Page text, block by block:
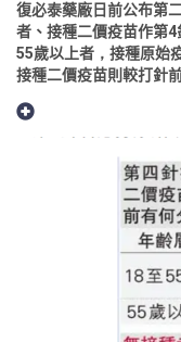
復必泰藥廠日前公布第
者、接種二價疫苗作第4
55歲以上者，接種原始
接種二價疫苗則較打針